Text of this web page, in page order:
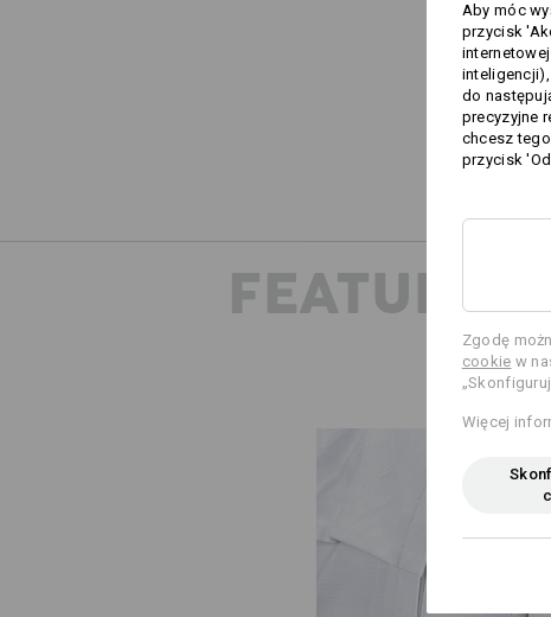
FEATURES
Aby móc
przycisk
do
precyzyjne
chcesz
przycisk
Zgodę
cookie w
Więcej